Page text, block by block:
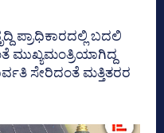
ಪ್ರಾಧಿಕಾರದಲ್ಲಿ ಬದಲಿ
ಮುಖ್ಯಮಂತ್ರಿಯಾಗಿದ್ದ
ಸೇರಿದಂತೆ ಮತ್ತಿತರರ